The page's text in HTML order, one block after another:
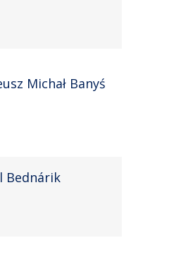
Michał Banyś
Bednárik